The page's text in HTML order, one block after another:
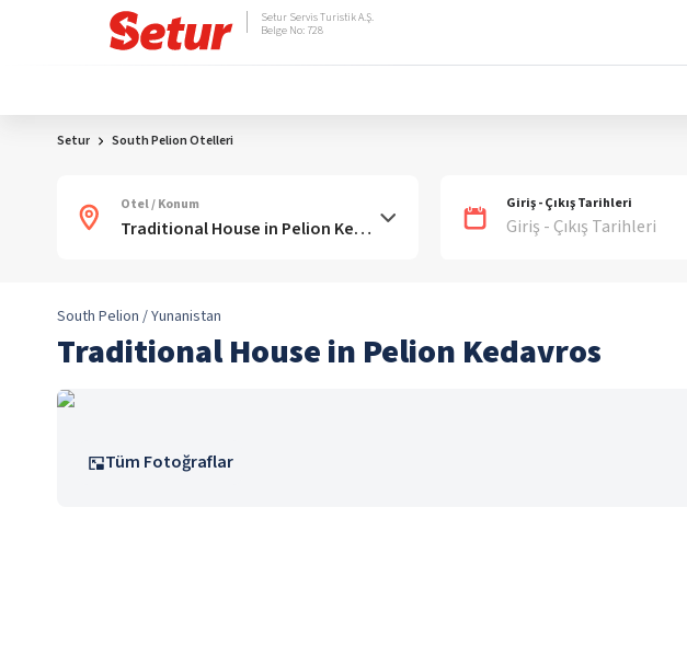
Setur Servis Turistik A.Ş.
Belge No: 728
Setur South Pelion Otelleri
Otel / Konum Giriş - Çıkış Tarihleri
Giriş - Çıkış Tarihleri
South Pelion / Yunanistan
Traditional House in Pelion Kedavros
Tüm Fotoğraflar